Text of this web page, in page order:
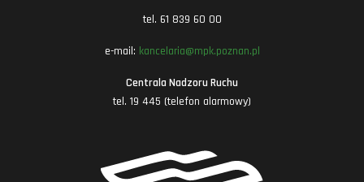
tel. 61 839 60 00
e-mail: kancelaria@mpk.poznan.pl
Centrala Nadzoru Ruchu
tel. 19 445 (telefon alarmowy)